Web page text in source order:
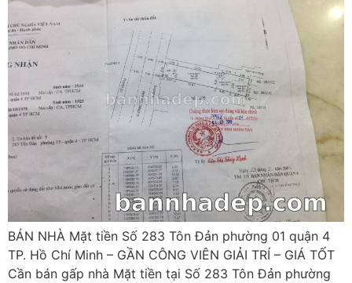
BÁN NHÀ Mặt tiền Số 283 Tôn Đản phường 01 quận 4
TP. Hồ Chí Minh – GẦN CÔNG VIÊN GIẢI TRÍ – GIÁ TỐT
Cần bán gấp nhà Mặt tiền tại Số 283 Tôn Đản phường